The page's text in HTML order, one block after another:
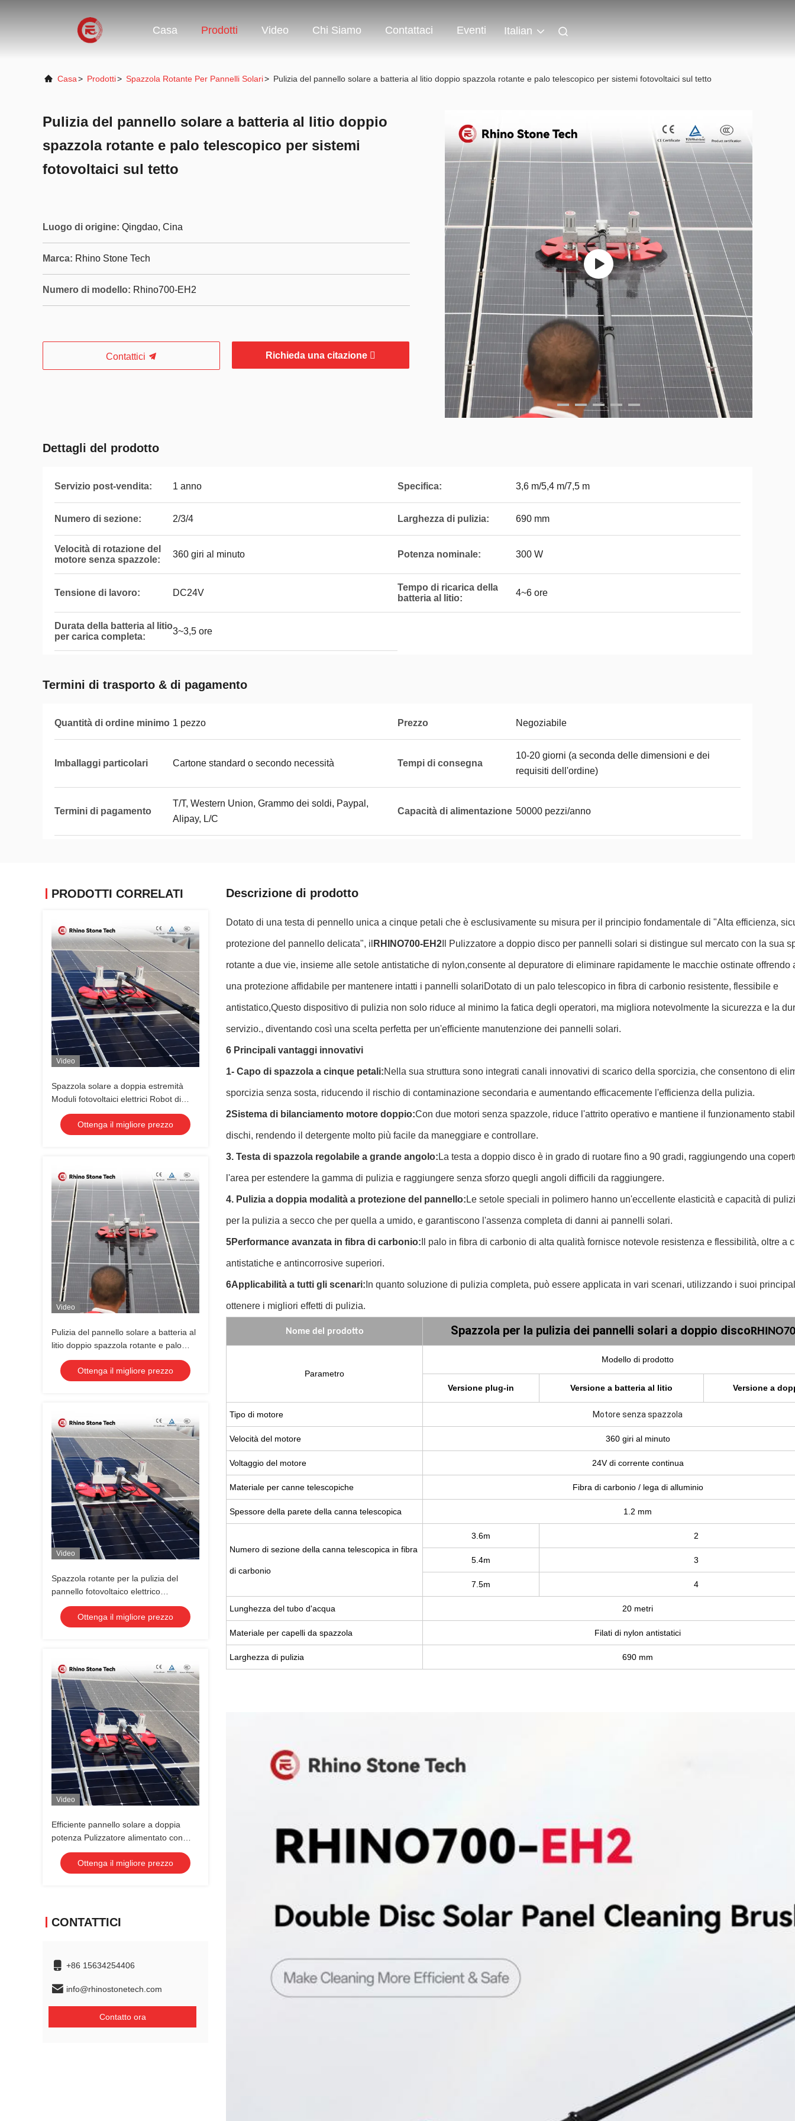
Casa Prodotti Video Chi Siamo Contattaci Eventi Italian
Casa> Prodotti> Spazzola Rotante Per Pannelli Solari> Pulizia del pannello solare a batteria al litio doppio spazzola rotante e palo telescopico per sistemi fotovoltaici sul tetto
Pulizia del pannello solare a batteria al litio doppio
spazzola rotante e palo telescopico per sistemi
fotovoltaici sul tetto
Luogo di origine: Qingdao, Cina
Marca: Rhino Stone Tech
Numero di modello: Rhino700-EH2
Contattici Richieda una citazione
Dettagli del prodotto
Servizio post-vendita: 1 anno Specifica: 3,6 m/5,4 m/7,5 m
Numero di sezione: 2/3/4 Larghezza di pulizia: 690 mm
Velocità di rotazione del
motore senza spazzole:
360 giri al minuto Potenza nominale: 300 W
Tensione di lavoro: DC24V
Tempo di ricarica della
batteria al litio:
4~6 ore
Durata della batteria al litio
per carica completa:
3~3,5 ore
Termini di trasporto & di pagamento
Quantità di ordine minimo 1 pezzo Prezzo Negoziabile
Imballaggi particolari Cartone standard o secondo necessità Tempi di consegna
10-20 giorni (a seconda delle dimensioni e dei
requisiti dell'ordine)
Termini di pagamento
T/T, Western Union, Grammo dei soldi, Paypal,
Alipay, L/C
Capacità di alimentazione 50000 pezzi/anno
PRODOTTI CORRELATI
Video
Spazzola solare a doppia estremità
Moduli fotovoltaici elettrici Robot di
pulizia Spazzola con strumenti di
sistema di pulizia del pannello solare
Ottenga il migliore prezzo
Video
Pulizia del pannello solare a batteria al
litio doppio spazzola rotante e palo
telescopico per sistemi fotovoltaici sul
tetto
Ottenga il migliore prezzo
Video
Spazzola rotante per la pulizia del
pannello fotovoltaico elettrico
professionale per la pulizia solare
Ottenga il migliore prezzo
Video
Efficiente pannello solare a doppia
potenza Pulizzatore alimentato con
acqua Spazzola di pulizia a spin di palo
Ottenga il migliore prezzo
CONTATTICI
+86 15634254406
info@rhinostonetech.com
Contatto ora
Descrizione di prodotto
Dotato di una testa di pennello unica a cinque petali che è esclusivamente su misura per il principio fondamentale di "Alta efficienza,
protezione del pannello delicata", il RHINO700-EH2 Il Pulizzatore a doppio disco per pannelli solari si distingue sul mercato con la sua
rotante a due vie, insieme alle setole antistatiche di nylon,consente al depuratore di eliminare rapidamente le macchie ostinate offrendo
una protezione affidabile per mantenere intatti i pannelli solariDotato di un palo telescopico in fibra di carbonio resistente, flessibile e
antistatico,Questo dispositivo di pulizia non solo riduce al minimo la fatica degli operatori, ma migliora notevolmente la sicurezza e la
servizio., diventando così una scelta perfetta per un'efficiente manutenzione dei pannelli solari.
6 Principali vantaggi innovativi
1- Capo di spazzola a cinque petali:Nella sua struttura sono integrati canali innovativi di scarico della sporcizia, che consentono di
sporcizia senza sosta, riducendo il rischio di contaminazione secondaria e aumentando efficacemente l'efficienza della pulizia.
2Sistema di bilanciamento motore doppio:Con due motori senza spazzole, riduce l'attrito operativo e mantiene il funzionamento
dischi, rendendo il detergente molto più facile da maneggiare e controllare.
3. Testa di spazzola regolabile a grande angolo: La testa a doppio disco è in grado di ruotare fino a 90 gradi, raggiungendo una
l'area per estendere la gamma di pulizia e raggiungere senza sforzo quegli angoli difficili da raggiungere.
4. Pulizia a doppia modalità a protezione del pannello: Le setole speciali in polimero hanno un'eccellente elasticità e capacità di
per la pulizia a secco che per quella a umido, e garantiscono l'assenza completa di danni ai pannelli solari.
5Performance avanzata in fibra di carbonio: Il palo in fibra di carbonio di alta qualità fornisce notevole resistenza e flessibilità, oltre a
antistatiche e antincorrosive superiori.
6Applicabilità a tutti gli scenari: In quanto soluzione di pulizia completa, può essere applicata in vari scenari, utilizzando i suoi
ottenere i migliori effetti di pulizia.
Nome del prodotto Spazzola per la pulizia dei pannelli solari a doppio disco
Parametro
Modello di prodotto
Versione plug-in Versione a batteria al litio Versione a
Tipo di motore Motore senza spazzola
Velocità del motore 360 giri al minuto
Voltaggio del motore 24V di corrente continua
Materiale per canne telescopiche Fibra di carbonio / lega di alluminio
Spessore della parete della canna telescopica 1.2 mm
Numero di sezione della canna telescopica in fibra
di carbonio
3.6m 2
5.4m 3
7.5m 4
Lunghezza del tubo d'acqua 20 metri
Materiale per capelli da spazzola Filati di nylon antistatici
Larghezza di pulizia 690 mm